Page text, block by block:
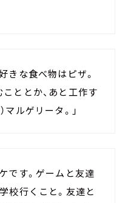
きな食べ物はピザ。
ととか、あと工作す
マルゲリータ。」
です。ゲームと友達
校行くこと。友達と